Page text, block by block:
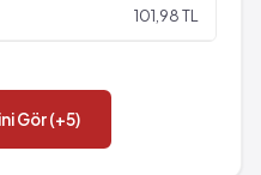
101,98 TL
Gör (+5)